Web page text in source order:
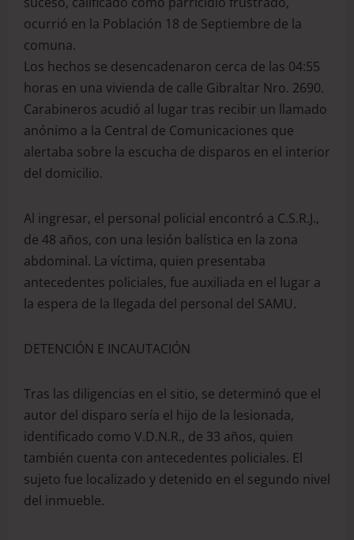
ocurrió en la Población 18 de Septiembre de la
comuna.
Los hechos se desencadenaron cerca de las 04:55
horas en una vivienda de calle Gibraltar Nro. 2690.
Carabineros acudió al lugar tras recibir un llamado
anónimo a la Central de Comunicaciones que
alertaba sobre la escucha de disparos en el interior
del domicilio.
Al ingresar, el personal policial encontró a C.S.R.J.,
de 48 años, con una lesión balística en la zona
abdominal. La víctima, quien presentaba
antecedentes policiales, fue auxiliada en el lugar a
la espera de la llegada del personal del SAMU.
DETENCIÓN E INCAUTACIÓN
Tras las diligencias en el sitio, se determinó que el
autor del disparo sería el hijo de la lesionada,
identificado como V.D.N.R., de 33 años, quien
también cuenta con antecedentes policiales. El
sujeto fue localizado y detenido en el segundo nivel
del inmueble.